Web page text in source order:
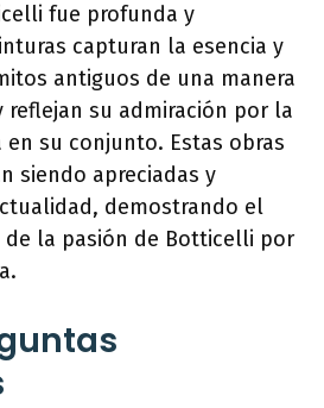
fue profunda y
capturan la esencia y
antiguos de una manera
reflejan su admiración por la
su conjunto. Estas obras
siendo apreciadas y
demostrando el
la pasión de Botticelli por